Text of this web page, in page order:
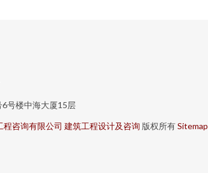
号楼中海大厦15层
程咨询有限公司 建筑工程设计及咨询 版权所有Sitemap